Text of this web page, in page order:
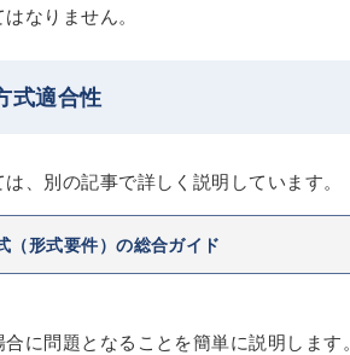
なりません。
式適合性
、別の記事で詳しく説明しています。
（形式要件）の総合ガイド
に問題となることを簡単に説明します。